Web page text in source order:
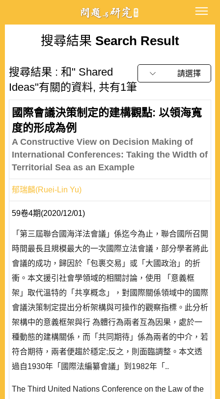
搜尋結果 Search Result
搜尋結果 : 和" Shared
Ideas"有關的資料, 共有1筆
請選擇
國際會議決策制定的建構觀點: 以領海寬
度的形成為例
A Constructive View on Decision Making of
International Conferences: Taking the Width of
Territorial Sea as an Example
郁瑞麟(Ruei-Lin Yu)
59卷4期(2020/12/01)
「第三屆聯合國海洋法會議」係迄今為止，聯合國所召開
時間最長且規模最大的一次國際立法會議，部分學者將此
會議的成功，歸因於「包裹交易」或「大國政治」的折
衝。本文援引社會學領域的相關討論，使用 「意義框
架」取代溫特的「共享概念」，對國際關係領域中的國際
會議決策制定提出分析架構與可操作的觀察指標。此分析
架構中的意義框架與行 為體行為兩者互為因果，處於一
種動態的建構關係，而「共同期待」係為兩者的中介，若
符合期待，兩者便趨於穩定;反之，則面臨調整。本文透
過自1930年「國際法編纂會議」到1982年「..
The Third United Nations Conference on the Law of the